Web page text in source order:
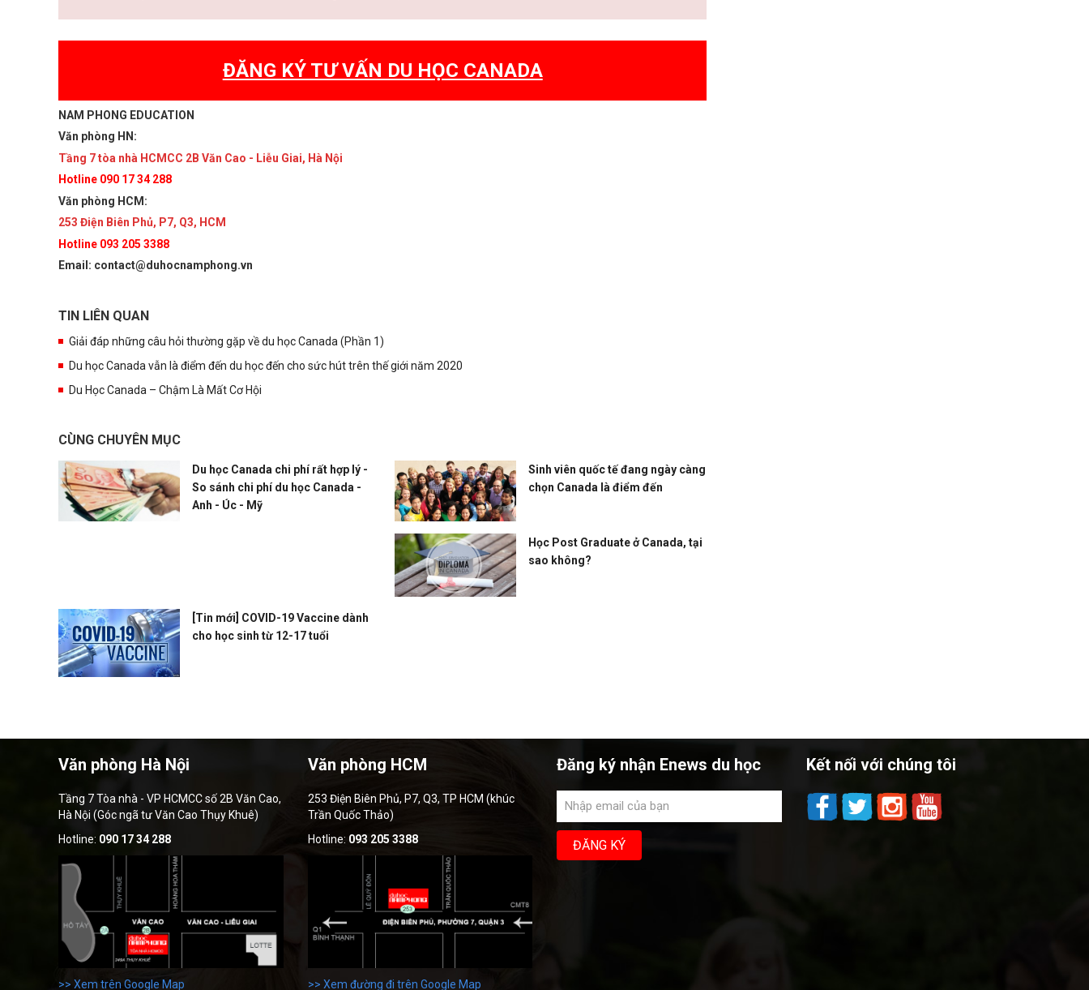
ĐĂNG KÝ TƯ VẤN DU HỌC CANADA
NAM PHONG EDUCATION
Văn phòng HN:
Tầng 7 tòa nhà HCMCC 2B Văn Cao - Liễu Giai, Hà Nội
Hotline 090 17 34 288
Văn phòng HCM:
253 Điện Biên Phủ, P7, Q3, HCM
Hotline 093 205 3388
Email: contact@duhocnamphong.vn
TIN LIÊN QUAN
Giải đáp những câu hỏi thường gặp về du học Canada (Phần 1)
Du học Canada vẫn là điểm đến du học đến cho sức hút trên thế giới năm 2020
Du Học Canada – Chậm Là Mất Cơ Hội
CÙNG CHUYÊN MỤC
Du học Canada chi phí rất hợp lý -
So sánh chi phí du học Canada -
Anh - Úc - Mỹ
Sinh viên quốc tế đang ngày càng
chọn Canada là điểm đến
Học Post Graduate ở Canada, tại
sao không?
[Tin mới] COVID-19 Vaccine dành
cho học sinh từ 12-17 tuổi
Văn phòng Hà Nội
Tầng 7 Tòa nhà - VP HCMCC số 2B Văn Cao,
Hà Nội (Góc ngã tư Văn Cao Thụy Khuê)
Hotline: 090 17 34 288
>> Xem trên Google Map
Văn phòng HCM
253 Điện Biên Phủ, P7, Q3, TP HCM (khúc
Trần Quốc Thảo)
Hotline: 093 205 3388
>> Xem đường đi trên Google Map
Đăng ký nhận Enews du học Kết nối với chúng tôi